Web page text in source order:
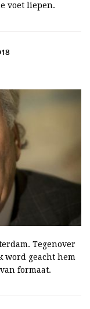
voet liepen.
Tegenover
word geacht hem
formaat.